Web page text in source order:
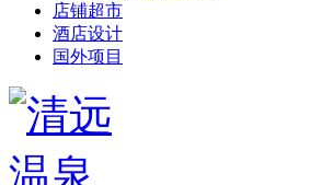
店铺超市
酒店设计
国外项目